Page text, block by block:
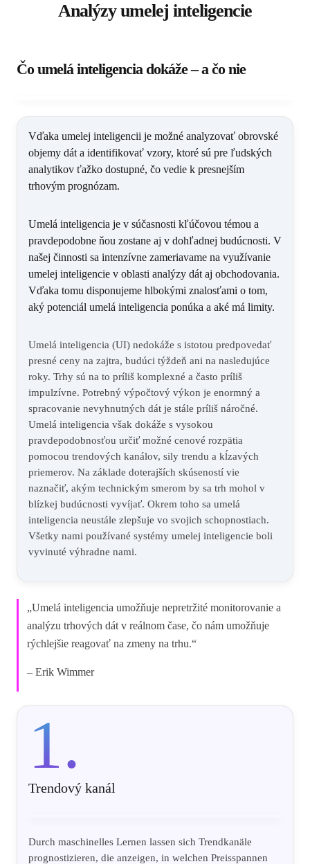
Analýzy umelej inteligencie
Čo umelá inteligencia dokáže – a čo nie
Vďaka umelej inteligencii je možné analyzovať obrovské
objemy dát a identifikovať vzory, ktoré sú pre ľudských
analytikov ťažko dostupné, čo vedie k presnejším
trhovým prognózam.
Umelá inteligencia je v súčasnosti kľúčovou témou a
pravdepodobne ňou zostane aj v dohľadnej budúcnosti. V
našej činnosti sa intenzívne zameriavame na využívanie
umelej inteligencie v oblasti analýzy dát aj obchodovania.
Vďaka tomu disponujeme hlbokými znalosťami o tom,
aký potenciál umelá inteligencia ponúka a aké má limity.
Umelá inteligencia (UI) nedokáže s istotou predpovedať
presné ceny na zajtra, budúci týždeň ani na nasledujúce
roky. Trhy sú na to príliš komplexné a často príliš
impulzívne. Potrebný výpočtový výkon je enormný a
spracovanie nevyhnutných dát je stále príliš náročné.
Umelá inteligencia však dokáže s vysokou
pravdepodobnosťou určiť možné cenové rozpätia
pomocou trendových kanálov, sily trendu a kĺzavých
priemerov. Na základe doterajších skúseností vie
naznačiť, akým technickým smerom by sa trh mohol v
blízkej budúcnosti vyvíjať. Okrem toho sa umelá
inteligencia neustále zlepšuje vo svojich schopnostiach.
Všetky nami používané systémy umelej inteligencie boli
vyvinuté výhradne nami.
„Umelá inteligencia umožňuje nepretržité monitorovanie a
analýzu trhových dát v reálnom čase, čo nám umožňuje
rýchlejšie reagovať na zmeny na trhu.“
– Erik Wimmer
1.
Trendový kanál
Durch maschinelles Lernen lassen sich Trendkanäle
prognostizieren, die anzeigen, in welchen Preisspannen